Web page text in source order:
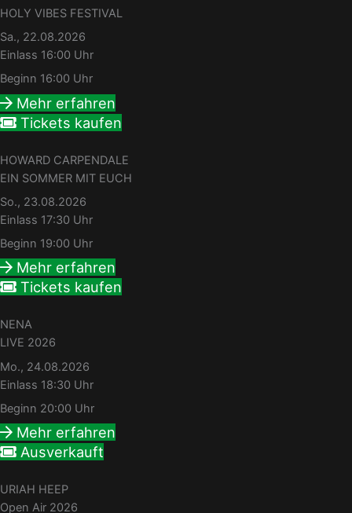
HOLY VIBES FESTIVAL
Sa., 22.08.2026
Einlass 16:00 Uhr
Beginn 16:00 Uhr
Mehr erfahren
Tickets kaufen
HOWARD CARPENDALE
EIN SOMMER MIT EUCH
So., 23.08.2026
Einlass 17:30 Uhr
Beginn 19:00 Uhr
Mehr erfahren
Tickets kaufen
NENA
LIVE 2026
Mo., 24.08.2026
Einlass 18:30 Uhr
Beginn 20:00 Uhr
Mehr erfahren
Ausverkauft
URIAH HEEP
Open Air 2026